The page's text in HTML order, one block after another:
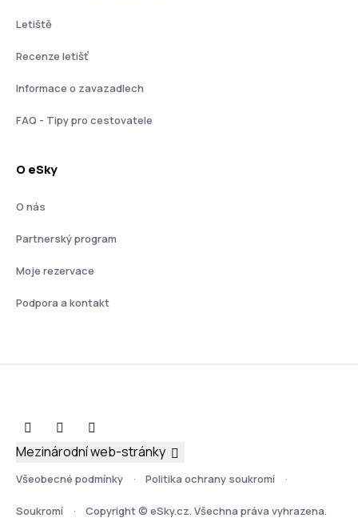
Letiště
Recenze letišť
Informace o zavazadlech
FAQ - Tipy pro cestovatele
O eSky
O nás
Partnerský program
Moje rezervace
Podpora a kontakt
Všeobecné podmínky Politika ochrany soukromí
Soukromí Copyright © eSky.cz. Všechna práva vyhrazena.
Mezinárodní web-stránky